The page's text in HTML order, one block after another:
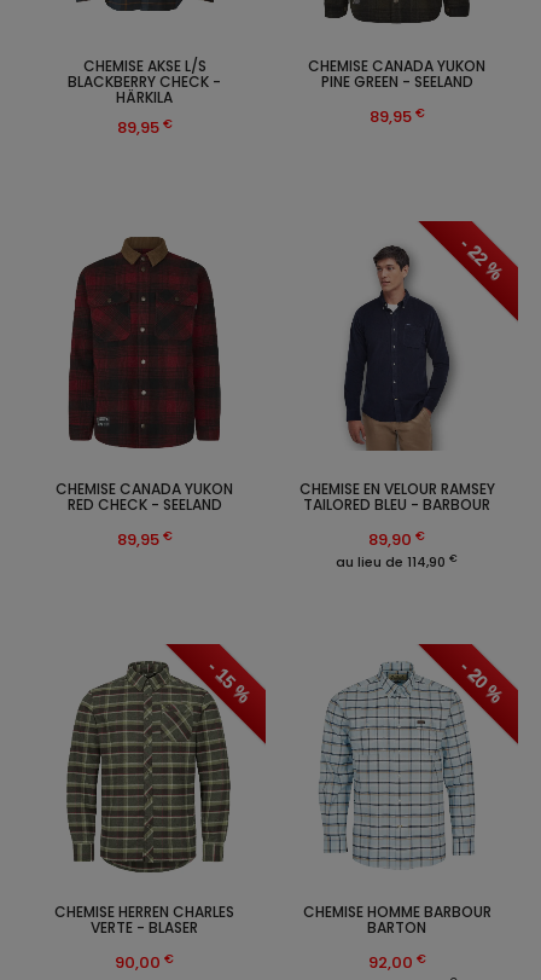
- 20 %
CHEMISE HOMME BARBOUR
BARTON
92,00 €
- 15 %
CHEMISE HERREN CHARLES
VERTE - BLASER
90,00 €
CHEMISE AKSE L/S
BLACKBERRY CHECK -
HÄRKILA
89,95 €
CHEMISE CANADA YUKON
PINE GREEN - SEELAND
89,95 €
CHEMISE CANADA YUKON
RED CHECK - SEELAND
89,95 €
- 22 %
CHEMISE EN VELOUR RAMSEY
TAILORED BLEU - BARBOUR
89,90 €
au lieu de 114,90 €